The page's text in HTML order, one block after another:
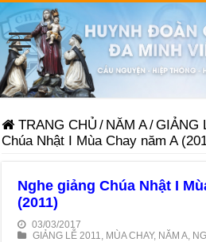
TRANG CHỦ / NĂM A/GIẢNG
Chúa Nhật I Mùa Chay năm A
Nghe giảng Chúa Nhật I
(2011)
03/03/2017
GIẢNG LỄ 2011
MÙA CHAY, NĂM A